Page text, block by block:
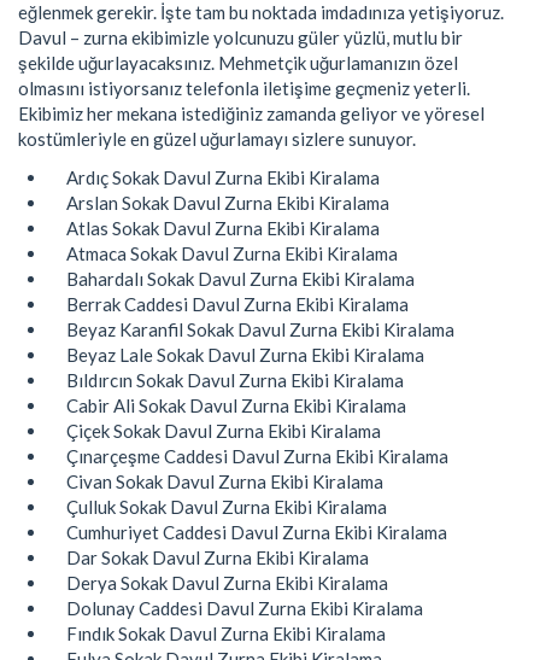
eğlenmek gerekir. İşte tam bu noktada imdadınıza yetişiyoruz.
Davul – zurna ekibimizle yolcunuzu güler yüzlü, mutlu bir
şekilde uğurlayacaksınız. Mehmetçik uğurlamanızın özel
olmasını istiyorsanız telefonla iletişime geçmeniz yeterli.
Ekibimiz her mekana istediğiniz zamanda geliyor ve yöresel
kostümleriyle en güzel uğurlamayı sizlere sunuyor.
Ardıç Sokak Davul Zurna Ekibi Kiralama
Arslan Sokak Davul Zurna Ekibi Kiralama
Atlas Sokak Davul Zurna Ekibi Kiralama
Atmaca Sokak Davul Zurna Ekibi Kiralama
Bahardalı Sokak Davul Zurna Ekibi Kiralama
Berrak Caddesi Davul Zurna Ekibi Kiralama
Beyaz Karanfil Sokak Davul Zurna Ekibi Kiralama
Beyaz Lale Sokak Davul Zurna Ekibi Kiralama
Bıldırcın Sokak Davul Zurna Ekibi Kiralama
Cabir Ali Sokak Davul Zurna Ekibi Kiralama
Çiçek Sokak Davul Zurna Ekibi Kiralama
Çınarçeşme Caddesi Davul Zurna Ekibi Kiralama
Civan Sokak Davul Zurna Ekibi Kiralama
Çulluk Sokak Davul Zurna Ekibi Kiralama
Cumhuriyet Caddesi Davul Zurna Ekibi Kiralama
Dar Sokak Davul Zurna Ekibi Kiralama
Derya Sokak Davul Zurna Ekibi Kiralama
Dolunay Caddesi Davul Zurna Ekibi Kiralama
Fındık Sokak Davul Zurna Ekibi Kiralama